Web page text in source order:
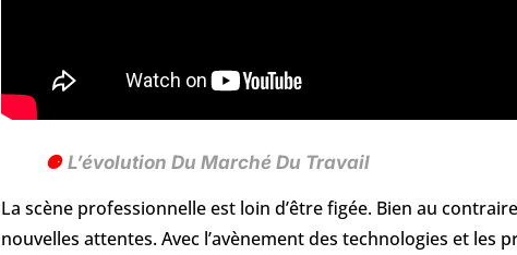
L’évolution Du Marché Du Travail
La scène professionnelle est loin d’être figée. Bien au
nouvelles attentes. Avec l’avènement des technologies et les